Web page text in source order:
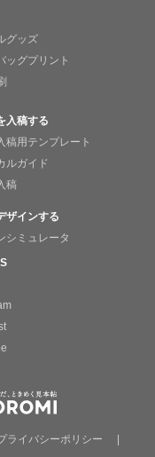
グッズ
ッグプリント
入稿する
稿用テンプレート
ルガイド
稿
ザインする
シミュレータ
ライバシーポリシー |